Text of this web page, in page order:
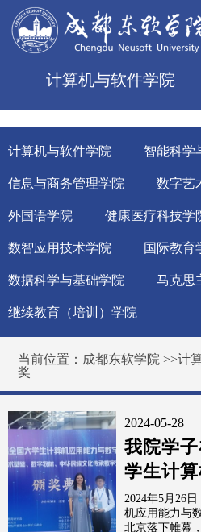
计算机与软件学院
计算机与软件学院 智能科学
信息与商务管理学院 数字艺
外国语学院 健康医疗科技学
数智应用技术学院 国际教育
数据科学与基础学院 马克思
继续教育（培训）学院
当前位置： 成都东软学院 >>计
奖
2024-05-28
我院学
学生计
字素养
2024年5月26
机应用能力与
北京落下帷幕